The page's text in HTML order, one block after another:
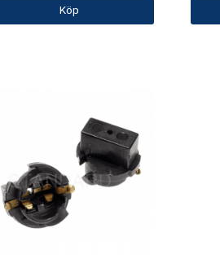
Köp